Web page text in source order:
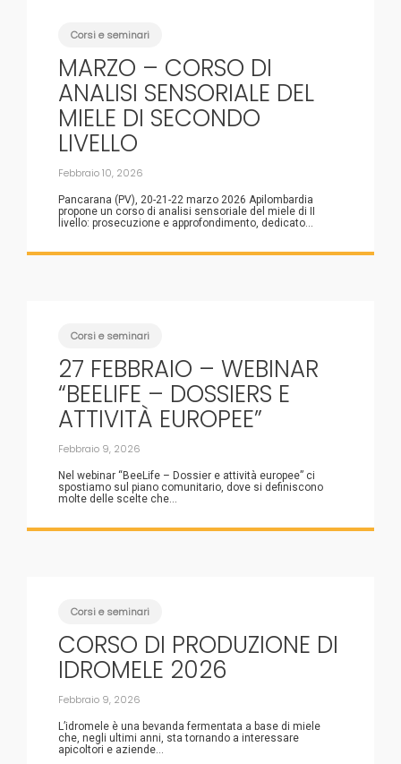
Corsi e seminari
MARZO – CORSO DI
ANALISI SENSORIALE DEL
MIELE DI SECONDO
LIVELLO
Febbraio 10, 2026
Pancarana (PV), 20-21-22 marzo 2026 Apilombardia
propone un corso di analisi sensoriale del miele di II
livello: prosecuzione e approfondimento, dedicato...
Corsi e seminari
27 FEBBRAIO – WEBINAR
“BEELIFE – DOSSIERS E
ATTIVITÀ EUROPEE”
Febbraio 9, 2026
Nel webinar “BeeLife – Dossier e attività europee” ci
spostiamo sul piano comunitario, dove si definiscono
molte delle scelte che...
Corsi e seminari
CORSO DI PRODUZIONE DI
IDROMELE 2026
Febbraio 9, 2026
L’idromele è una bevanda fermentata a base di miele
che, negli ultimi anni, sta tornando a interessare
apicoltori e aziende...